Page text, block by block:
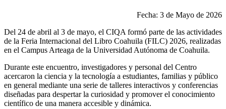
Fecha: 3 de Mayo de 2026
Del 24 de abril al 3 de mayo, el CIQA formó parte de las actividades
de la Feria Internacional del Libro Coahuila (FILC) 2026, realizadas
en el Campus Arteaga de la Universidad Autónoma de Coahuila.
Durante este encuentro, investigadores y personal del Centro
acercaron la ciencia y la tecnología a estudiantes, familias y público
en general mediante una serie de talleres interactivos y conferencias
diseñadas para despertar la curiosidad y promover el conocimiento
científico de una manera accesible y dinámica.